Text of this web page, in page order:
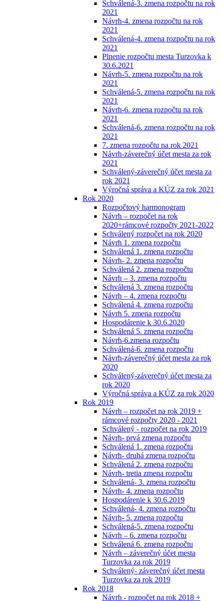
Schválená-3. zmena rozpočtu na rok
2021
Návrh-4. zmena rozpočtu na rok
2021
Schválená-4. zmena rozpočtu na rok
2021
Plnenie rozpočtu mesta Turzovka k
30.6.2021
Návrh-5. zmena rozpočtu na rok
2021
Schválená-5. zmena rozpočtu na rok
2021
Návrh-6. zmena rozpočtu na rok
2021
Schválená-6. zmena rozpočtu na rok
2021
7. zmena rozpočtu na rok 2021
Návrh-záverečný účet mesta za rok
2021
Schválený-záverečný účet mesta za
rok 2021
Výročná správa a KÚZ za rok 2021
Rok 2020
Rozpočtový harmonogram
Návrh – rozpočet na rok
2020+rámcové rozpočty 2021-2022
Schválený rozpočet na rok 2020
Návrh 1. zmena rozpočtu
Schválená 1. zmena rozpočtu
Návrh- 2. zmena rozpočtu
Schválená 2. zmena rozpočtu
Návrh – 3. zmena rozpočtu
Schválená 3. zmena rozpočtu
Návrh – 4. zmena rozpočtu
Schválená 4. zmena rozpočtu
Návrh 5. zmena rozpočtu
Hospodárenie k 30.6.2020
Schválená 5. zmena rozpočtu
Návrh-6.zmena rozpočtu
Schválená-6. zmena rozpočtu
Návrh-záverečný účet mesta za rok
2020
Schválený-záverečný účet mesta za
rok 2020
Výročná správa a KÚZ za rok 2020
Rok 2019
Návrh – rozpočet na rok 2019 +
rámcové rozpočty 2020 - 2021
Schválený - rozpočet na rok 2019
Návrh- prvá zmena rozpočtu
Schválená 1. zmena rozpočtu
Návrh- druhá zmena rozpočtu
Schválená 2. zmena rozpočtu
Návrh- tretia zmena rozpočtu
Schválená- 3. zmena rozpočtu
Návrh- 4. zmena rozpočtu
Hospodárenie k 30.6.2019
Schválená- 4. zmena rozpočtu
Návrh- 5. zmena rozpočtu
Schválená-5. zmena rozpočtu
Návrh – 6. zmena rozpočtu
Schválená 6. zmena rozpočtu
Návrh – záverečný účet mesta
Turzovka za rok 2019
Schválený- záverečný účet mesta
Turzovka za rok 2019
Rok 2018
Návrh - rozpočet na rok 2018 +